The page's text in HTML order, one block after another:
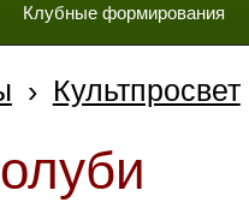
Клубные формирования
› Культпросвет